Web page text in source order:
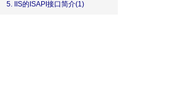
5. IIS的ISAPI接口简介(1)